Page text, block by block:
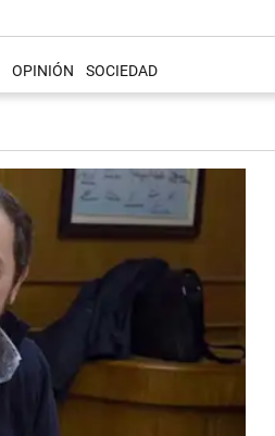
OPINIÓN SOCIEDAD